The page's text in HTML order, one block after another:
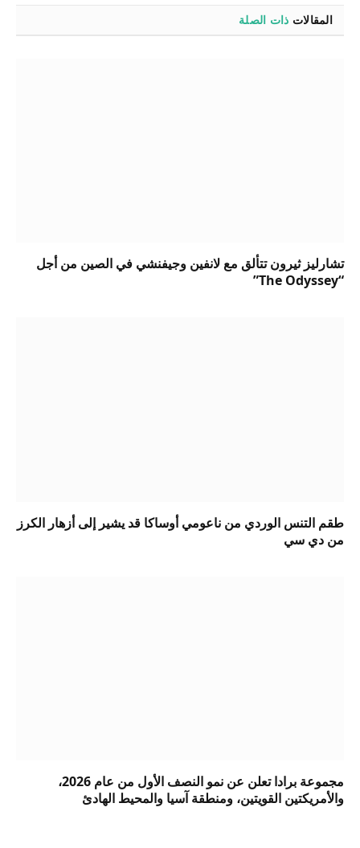
المقالات ذات الصلة
تشارليز ثيرون تتألق مع لانفين وجيفنشي في الصين من أجل
“The Odyssey”
طقم التنس الوردي من ناعومي أوساكا قد يشير إلى أزهار الكرز
من دي سي
مجموعة برادا تعلن عن نمو النصف الأول من عام 2026،
والأمريكتين القويتين، ومنطقة آسيا والمحيط الهادئ